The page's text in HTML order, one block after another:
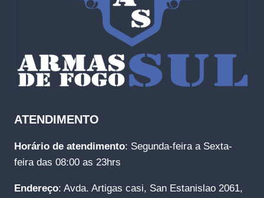
ATENDIMENTO
Horário de atendimento: Segunda-feira a Sexta-
feira das 08:00 as 23hrs
Endereço: Avda. Artigas casi, San Estanislao 2061,